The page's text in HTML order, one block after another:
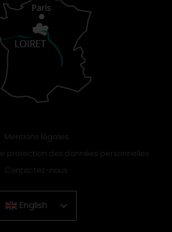
Mentions légales
protection des données personnelles
Contactez-nous
English
Chinese